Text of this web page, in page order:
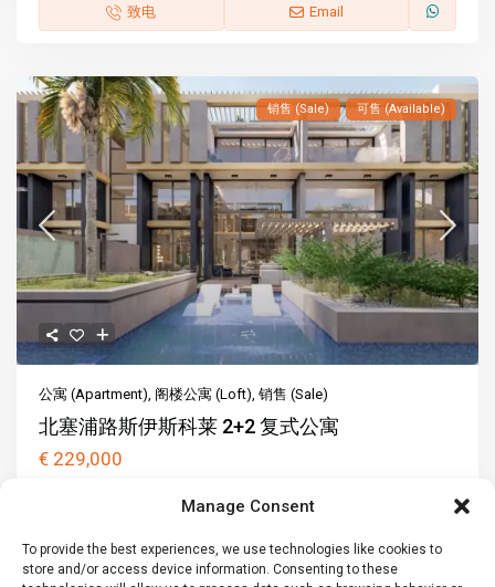
Manage Consent
To provide the best experiences, we use technologies like cookies to
store and/or access device information. Consenting to these
致电 Email
销售 (Sale) 可售 (Available)
公寓 (Apartment), 阁楼公寓 (Loft),销售 (Sale)
北塞浦路斯伊斯科莱 2+2 复式公寓
€ 229,000
Famagusta, Cyprus & ...
2 2 148 m2 1 car 148 m